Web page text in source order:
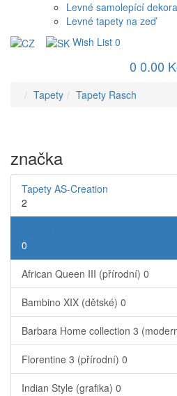
Levné samolepící
Levné tapety na zeď
Wish List 0
0 0.00
Tapety Tapety Rasch
značka
Tapety AS-Creation
2
0
African Queen III (přírodní) 0
Bambino XIX (dětské) 0
Barbara Home collection 3
Florentine 3 (přírodní) 0
Indian Style (grafika) 0